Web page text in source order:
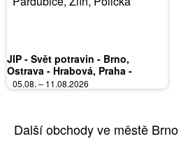
JIP - Svět potravin - Brno,
Ostrava - Hrabová, Praha -
Bořanovice, Jilemnice, Karlovy
Vary, Olomouc, Pardubice, Zlín,
05.08. – 11.08.2026
Další obchody ve městě Brno